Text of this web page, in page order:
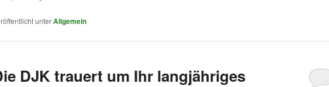
unterAllgemein
DJK trauert um Ihr langjähriges